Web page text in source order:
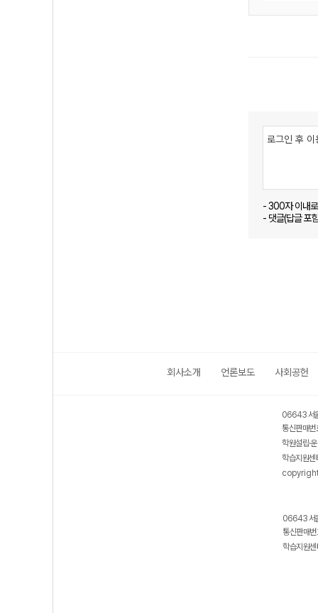
- 300자 이내
- 댓글(답글 포
회사소개 언론보도 사회공헌
06643 서
통신판매
학원설립·
학습지원
06643 서
통신판매
학습지원